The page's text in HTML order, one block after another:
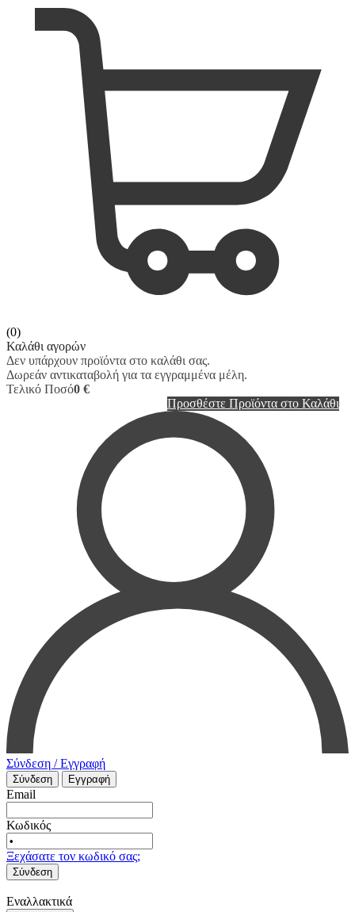
(0)
Καλάθι αγορών
Δεν υπάρχουν προϊόντα στο καλάθι σας.
Δωρεάν αντικαταβολή για τα εγγραμμένα μέλη.
Τελικό Ποσό0 €
Προσθέστε Προϊόντα στο Καλάθι
Σύνδεση / Εγγραφή
Σύνδεση Εγγραφή
Email
Κωδικός
Ξεχάσατε τον κωδικό σας;
Σύνδεση
Εναλλακτικά